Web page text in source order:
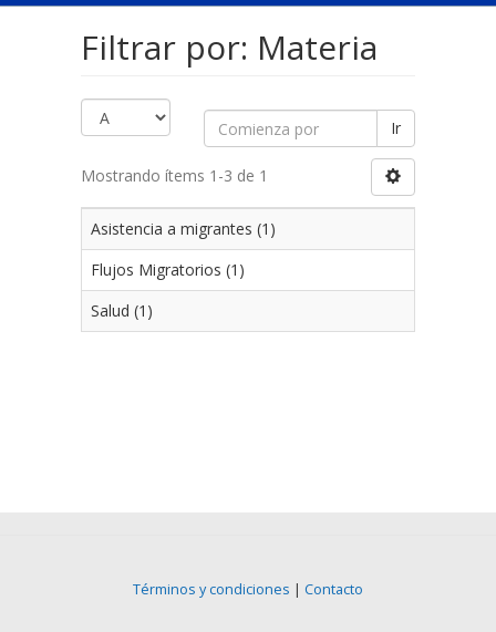
Filtrar por: Materia
Ir
Mostrando ítems 1-3 de 1
Asistencia a migrantes (1)
Flujos Migratorios (1)
Salud (1)
Términos y condiciones | Contacto